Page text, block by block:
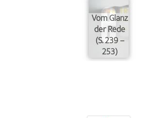
Vom Glanz
der Rede
(S. 239 –
253)